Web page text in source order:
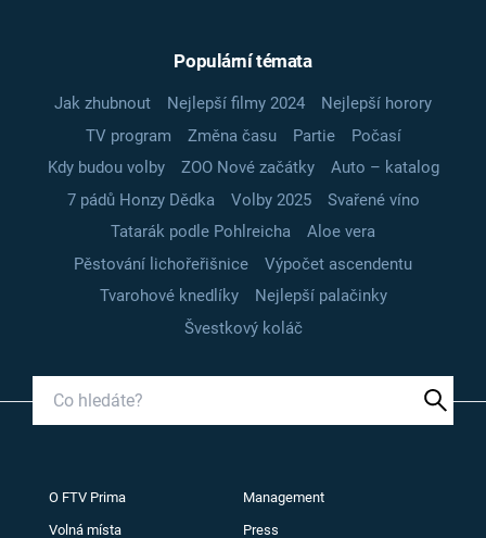
Populární témata
Jak zhubnout Nejlepší filmy 2024
Nejlepší horory
TV program
Změna času Partie
Počasí
Kdy budou volby
ZOO Nové začátky
Auto – katalog
7 pádů Honzy Dědka
Volby 2025
Svařené víno
Tatarák podle Pohlreicha
Aloe vera
Pěstování lichořeřišnice
Výpočet ascendentu
Tvarohové knedlíky
Nejlepší palačinky
Švestkový koláč
O FTV Prima Management
Volná místa Press